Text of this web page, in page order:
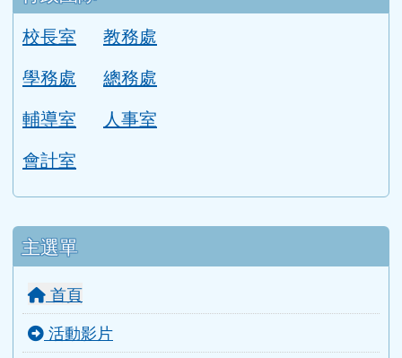
校長室
教務處
學務處
總務處
輔導室
人事室
會計室
主選單
首頁
活動影片